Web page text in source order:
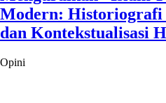
Modern:
dan Kontekstualisasi
Opini